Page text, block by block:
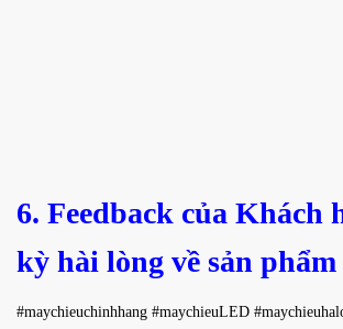
6. Feedback của Khách
kỳ hài lòng về sản phẩm
#maychieuchinhhang #maychieuLED